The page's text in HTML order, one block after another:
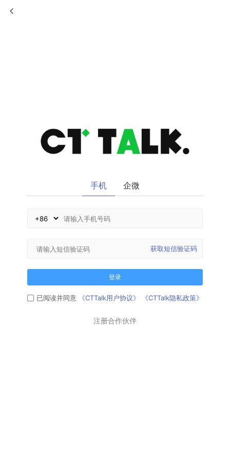
手机 企微
获取短信验证码
登录
已阅读并同意 《CTTalk用户协议》 《CTTalk隐私政策》
注册合作伙伴